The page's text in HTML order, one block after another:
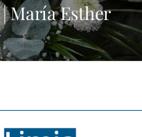
María Esther